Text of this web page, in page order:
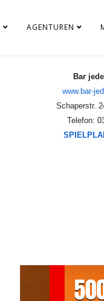
AGENTUREN
Bar
www.bar-
Schaperstr.
Telefon: